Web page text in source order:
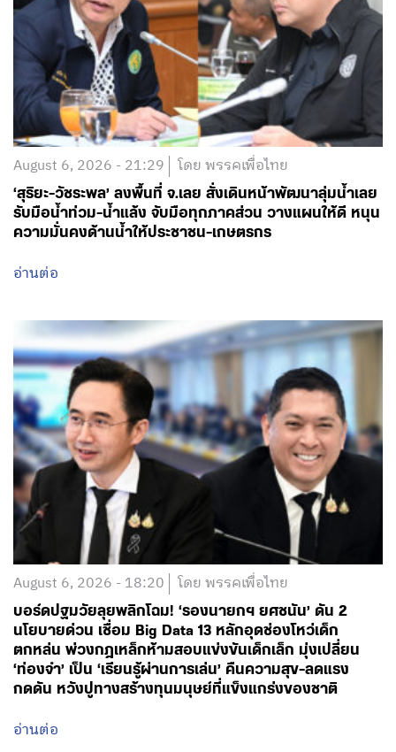
August 6, 2026 - 21:29 โดย พรรคเพื่อไทย
‘สุริยะ-วัชระพล’ ลงพื้นที่ จ.เลย สั่งเดินหน้าพัฒนาลุ่มน้ำเลย
รับมือน้ำท่วม-น้ำแล้ง จับมือทุกภาคส่วน วางแผนให้ดี หนุน
ความมั่นคงด้านน้ำให้ประชาชน-เกษตรกร
อ่านต่อ
August 6, 2026 - 18:20 โดย พรรคเพื่อไทย
บอร์ดปฐมวัยลุยพลิกโฉม! ‘รองนายกฯ ยศชนัน’ ดัน 2
นโยบายด่วน เชื่อม Big Data 13 หลักอุดช่องโหว่เด็ก
ตกหล่น พ่วงกฎเหล็กห้ามสอบแข่งขันเด็กเล็ก มุ่งเปลี่ยน
‘ท่องจำ’ เป็น ‘เรียนรู้ผ่านการเล่น’ คืนความสุข-ลดแรง
กดดัน หวังปูทางสร้างทุนมนุษย์ที่แข็งแกร่งของชาติ
อ่านต่อ